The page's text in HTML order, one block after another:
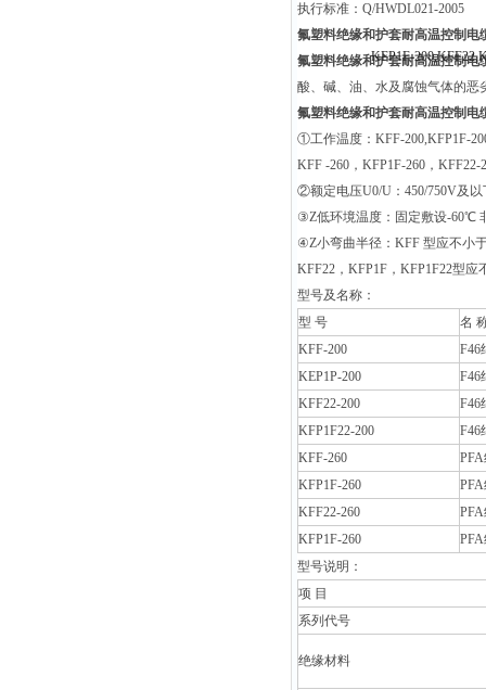
执行标准：Q/HWDL021-2005
氟塑料绝缘和护套耐高温控制电
氟塑料绝缘和护套耐高温控制电
酸、碱、油、水及腐蚀气体的恶
氟塑料绝缘和护套耐高温控制电
①工作温度：KFF-200,KFP1F-
KFF -260，KFP1F-260，
②额定电压U0/U：450/750V及以
③Z低环境温度：固定敷设-60℃
④Z小弯曲半径：KFF 型应不小
KFF22，KFP1F，KFP1F22型应
型号及名称：
型 号
名
KFF-200
F46
KEP1P-200
F46
KFF22-200
F46
KFP1F22-200
F46
KFF-260
KFP1F-260
KFF22-260
KFP1F-260
型号说明：
项 目
系列代号
绝缘材料